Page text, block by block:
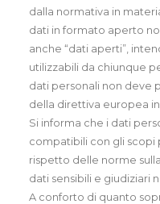
dalla normativa in
dati in formato aperto
anche “dati aperti”,
utilizzabili da chiunque
dati personali non deve
della direttiva europea
Si informa che i dati
compatibili con gli scopi
rispetto delle norme
dati sensibili e giudiziari
A conforto di quanto